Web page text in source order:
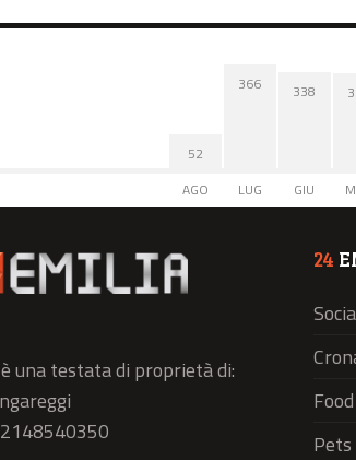
52
AGO
366
LUG
338
GIU
una testata di proprietà di:
24
Food
Pets